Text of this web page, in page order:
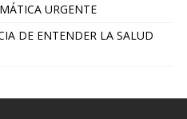
URGENTE
DE ENTENDER LA SALUD